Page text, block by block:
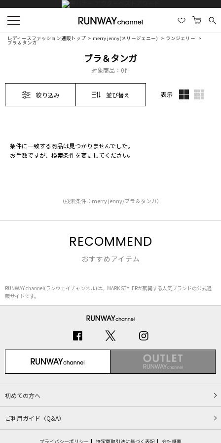
レディースファッション通販トップ merry jenny(メリージェニー) ランジェリー
ブラ＆タンガ
ブラ＆タンガ
対象商品： 0件
絞り込み 並び替え 表示
条件に一致する商品は見つかりませんでした。
お手数ですが、検索条件を変更してください。
（検索条件：merry jenny/ブラ＆タンガ）
RECOMMEND
おすすめアイテム
RUNWAY channel(ランウェイチャンネル)は、MARK STYLERが展開する人気ブランドの公式通
販サイトです。
初めての方へ
ご利用ガイド（Q&A）
プライバシーポリシー 特定商取引法に基づく表記 会社概要